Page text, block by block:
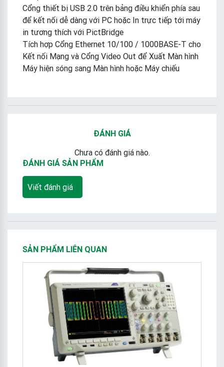
Cổng thiết bị USB 2.0 trên bảng điều khiển phía sau
để kết nối dễ dàng với PC hoặc In trực tiếp tới máy
in tương thích với PictBridge
Tích hợp Cổng Ethernet 10/100 / 1000BASE-T cho
Kết nối Mạng và Cổng Video Out để Xuất Màn hình
Máy hiện sóng sang Màn hình hoặc Máy chiếu
ĐÁNH GIÁ
Chưa có đánh giá nào.
ĐÁNH GIÁ SẢN PHẨM
Viết đánh giá
SẢN PHẨM LIÊN QUAN